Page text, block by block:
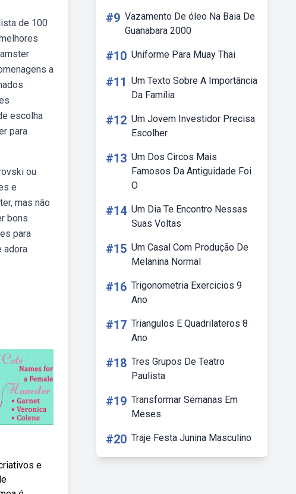
de 100
a
escolha
para
ou
e
mas não
bons
para
adora
e
#9 Vazamento De óleo Na Baia De
Guanabara 2000
#10 Uniforme Para Muay Thai
#11 Um Texto Sobre A Importância
Da Família
#12 Um Jovem Investidor Precisa
Escolher
#13 Um Dos Circos Mais
Famosos Da Antiguidade Foi
O
#14 Um Dia Te Encontro Nessas
Suas Voltas
#15 Um Casal Com Produção De
Melanina Normal
#16 Trigonometria Exercicios 9
Ano
#17 Triangulos E Quadrilateros 8
Ano
#18 Tres Grupos De Teatro
Paulista
#19 Transformar Semanas Em
Meses
#20 Traje Festa Junina Masculino